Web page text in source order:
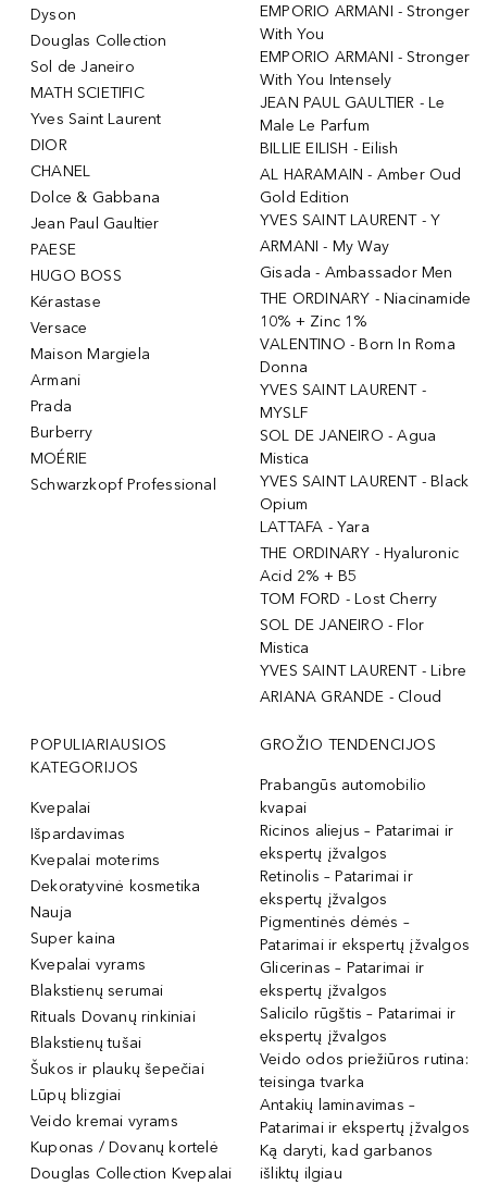
Dyson
Douglas Collection
Sol de Janeiro
MATH SCIETIFIC
Yves Saint Laurent
DIOR
CHANEL
Dolce & Gabbana
Jean Paul Gaultier
PAESE
HUGO BOSS
Kérastase
Versace
Maison Margiela
Armani
Prada
Burberry
MOÉRIE
Schwarzkopf Professional
EMPORIO ARMANI - Stronger
With You
EMPORIO ARMANI - Stronger
With You Intensely
JEAN PAUL GAULTIER - Le
Male Le Parfum
BILLIE EILISH - Eilish
AL HARAMAIN - Amber Oud
Gold Edition
YVES SAINT LAURENT - Y
ARMANI - My Way
Gisada - Ambassador Men
THE ORDINARY - Niacinamide
10% + Zinc 1%
VALENTINO - Born In Roma
Donna
YVES SAINT LAURENT -
MYSLF
SOL DE JANEIRO - Agua
Mistica
YVES SAINT LAURENT - Black
Opium
LATTAFA - Yara
THE ORDINARY - Hyaluronic
Acid 2% + B5
TOM FORD - Lost Cherry
SOL DE JANEIRO - Flor
Mistica
YVES SAINT LAURENT - Libre
ARIANA GRANDE - Cloud
POPULIARIAUSIOS
KATEGORIJOS
Kvepalai
Išpardavimas
Kvepalai moterims
Dekoratyvinė kosmetika
Nauja
Super kaina
Kvepalai vyrams
Blakstienų serumai
Rituals Dovanų rinkiniai
Blakstienų tušai
Šukos ir plaukų šepečiai
Lūpų blizgiai
Veido kremai vyrams
Kuponas / Dovanų kortelė
Douglas Collection Kvepalai
GROŽIO TENDENCIJOS
Prabangūs automobilio
kvapai
Ricinos aliejus – Patarimai ir
ekspertų įžvalgos
Retinolis – Patarimai ir
ekspertų įžvalgos
Pigmentinės dėmės –
Patarimai ir ekspertų įžvalgos
Glicerinas – Patarimai ir
ekspertų įžvalgos
Salicilo rūgštis – Patarimai ir
ekspertų įžvalgos
Veido odos priežiūros rutina:
teisinga tvarka
Antakių laminavimas –
Patarimai ir ekspertų įžvalgos
Ką daryti, kad garbanos
išliktų ilgiau